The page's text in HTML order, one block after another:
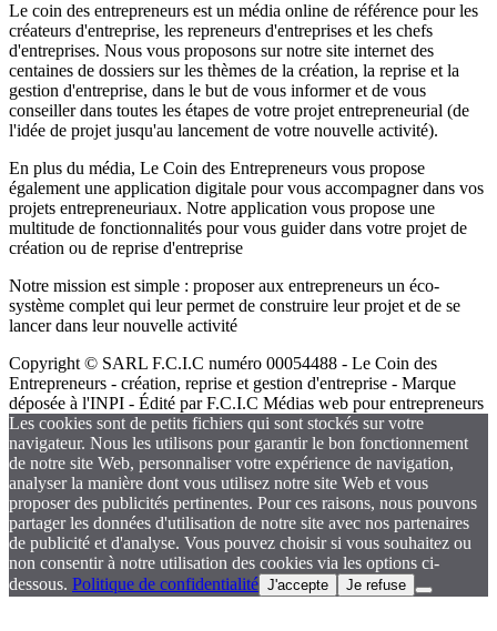
Le coin des entrepreneurs est un média online de référence pour les
créateurs d'entreprise, les repreneurs d'entreprises et les chefs
d'entreprises. Nous vous proposons sur notre site internet des
centaines de dossiers sur les thèmes de la création, la reprise et la
gestion d'entreprise, dans le but de vous informer et de vous
conseiller dans toutes les étapes de votre projet entrepreneurial (de
l'idée de projet jusqu'au lancement de votre nouvelle activité).
En plus du média, Le Coin des Entrepreneurs vous propose
également une application digitale pour vous accompagner dans vos
projets entrepreneuriaux. Notre application vous propose une
multitude de fonctionnalités pour vous guider dans votre projet de
création ou de reprise d'entreprise
Notre mission est simple : proposer aux entrepreneurs un éco-
système complet qui leur permet de construire leur projet et de se
lancer dans leur nouvelle activité
Copyright © SARL F.C.I.C numéro 00054488 - Le Coin des
Entrepreneurs - création, reprise et gestion d'entreprise - Marque
déposée à l'INPI - Édité par F.C.I.C Médias web pour entrepreneurs
Les cookies sont de petits fichiers qui sont stockés sur votre
navigateur. Nous les utilisons pour garantir le bon fonctionnement
de notre site Web, personnaliser votre expérience de navigation,
analyser la manière dont vous utilisez notre site Web et vous
proposer des publicités pertinentes. Pour ces raisons, nous pouvons
partager les données d'utilisation de notre site avec nos partenaires
de publicité et d'analyse. Vous pouvez choisir si vous souhaitez ou
non consentir à notre utilisation des cookies via les options ci-
dessous. Politique de confidentialité J'accepte Je refuse